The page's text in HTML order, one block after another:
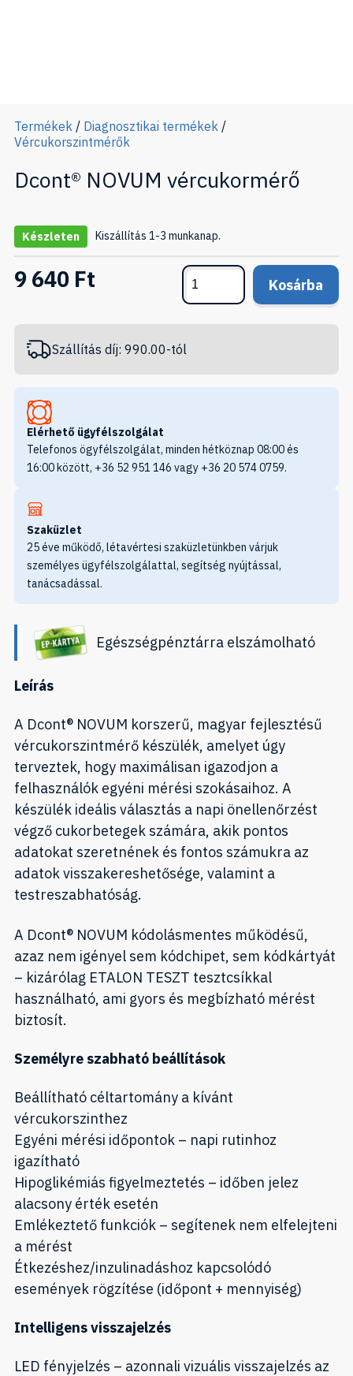
Termékek / Diagnosztikai termékek /
Vércukorszintmérők
Dcont® NOVUM vércukormérő
Készleten Kiszállítás 1-3 munkanap.
9 640 Ft Kosárba
Szállítás díj: 990.00-tól
Elérhető ügyfélszolgálat
Telefonos ögyfélszolgálat, minden hétköznap 08:00 és
16:00 között, +36 52 951 146 vagy +36 20 574 0759.
Szaküzlet
25 éve működő, létavértesi szaküzletünkben várjuk
személyes ügyfélszolgálattal, segítség nyújtással,
tanácsadással.
Egészségpénztárra elszámolható
Leírás
A Dcont® NOVUM korszerű, magyar fejlesztésű
vércukorszintmérő készülék, amelyet úgy
terveztek, hogy maximálisan igazodjon a
felhasználók egyéni mérési szokásaihoz. A
készülék ideális választás a napi önellenőrzést
végző cukorbetegek számára, akik pontos
adatokat szeretnének és fontos számukra az
adatok visszakereshetősége, valamint a
testreszabhatóság.
A Dcont® NOVUM kódolásmentes működésű,
azaz nem igényel sem kódchipet, sem kódkártyát
– kizárólag ETALON TESZT tesztcsíkkal
használható, ami gyors és megbízható mérést
biztosít.
Személyre szabható beállítások
Beállítható céltartomány a kívánt
vércukorszinthez
Egyéni mérési időpontok – napi rutinhoz
igazítható
Hipoglikémiás figyelmeztetés – időben jelez
alacsony érték esetén
Emlékeztető funkciók – segítenek nem elfelejteni
a mérést
Étkezéshez/inzulinadáshoz kapcsolódó
események rögzítése (időpont + mennyiség)
Intelligens visszajelzés
LED fényjelzés – azonnali vizuális visszajelzés az